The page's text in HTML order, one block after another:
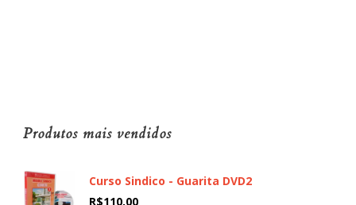
Produtos mais vendidos
Curso Sindico - Guarita DVD2
R$110,00